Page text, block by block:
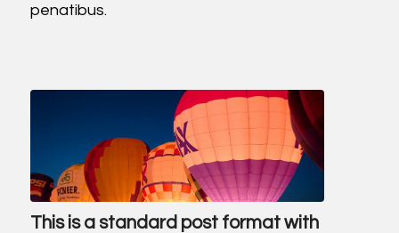
penatibus.
This is a standard post format with